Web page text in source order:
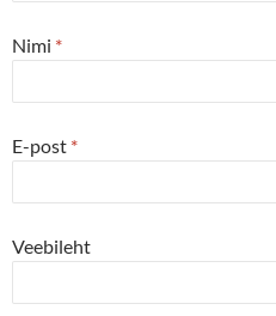
Nimi *
E-post *
Veebileht